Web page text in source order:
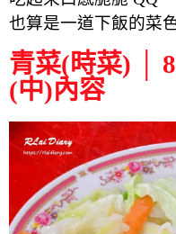
也算是一道下飯的菜
青菜(時菜) │
(中)內容